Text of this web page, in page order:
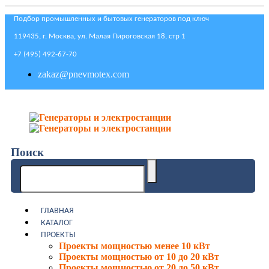
Подбор промышленных и бытовых генераторов под ключ
119435, г. Москва, ул. Малая Пироговская 18, стр 1
+7 (495) 492-67-70
zakaz@pnevmotex.com
Поиск
ГЛАВНАЯ
КАТАЛОГ
ПРОЕКТЫ
Проекты мощностью менее 10 кВт
Проекты мощностью от 10 до 20 кВт